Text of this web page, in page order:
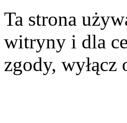
Ta strona
witryny i dla
zgody, wyłącz